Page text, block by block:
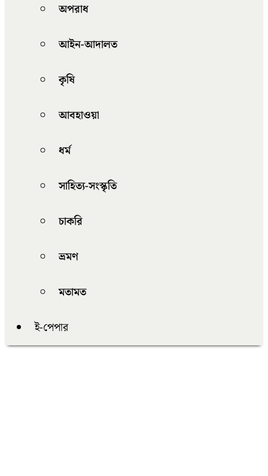
অপরাধ
আইন-আদালত
কৃষি
আবহাওয়া
ধর্ম
সাহিত্য-সংস্কৃতি
চাকরি
ভ্রমণ
মতামত
ই-পেপার